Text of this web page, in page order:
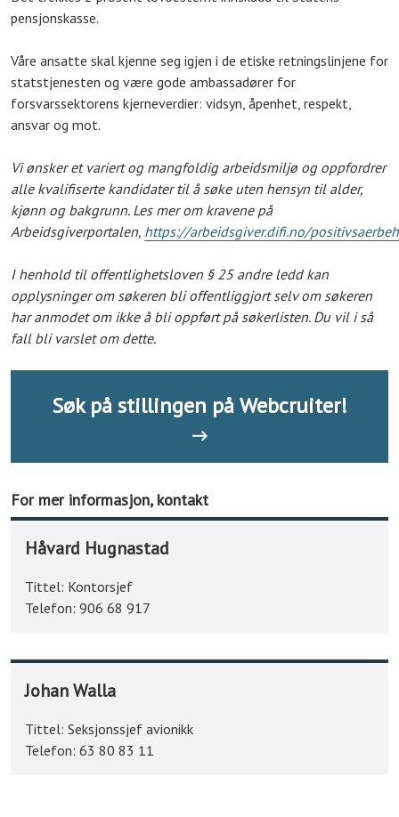
pensjonskasse.
Våre ansatte skal kjenne seg igjen i de etiske retningslinjene for
statstjenesten og være gode ambassadører for
forsvarssektorens kjerneverdier: vidsyn, åpenhet, respekt,
ansvar og mot.
Vi ønsker et variert og mangfoldig arbeidsmiljø og oppfordrer
alle kvalifiserte kandidater til å søke uten hensyn til alder,
kjønn og bakgrunn. Les mer om kravene på
Arbeidsgiverportalen, https://arbeidsgiver.difi.no/
I henhold til offentlighetsloven § 25 andre ledd kan
opplysninger om søkeren bli offentliggjort selv om søkeren
har anmodet om ikke å bli oppført på søkerlisten. Du vil i så
fall bli varslet om dette.
Søk på stillingen på Webcruiter!
For mer informasjon, kontakt
Håvard Hugnastad
Tittel: Kontorsjef
Telefon: 906 68 917
Johan Walla
Tittel: Seksjonssjef avionikk
Telefon: 63 80 83 11